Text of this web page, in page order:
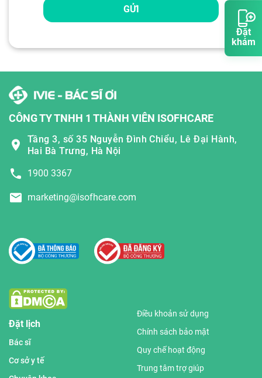
Đặt
khám
GỬI
CÔNG TY TNHH 1 THÀNH VIÊN ISOFHCARE
Tầng 3, số 35 Nguyễn Đình Chiểu, Lê Đại Hành,
Hai Bà Trưng, Hà Nội
1900 3367
marketing@isofhcare.com
Đặt lịch
Bác sĩ
Cơ sở y tế
Điều khoản sử dụng
Chính sách bảo mật
Quy chế hoạt động
Trung tâm trợ giúp